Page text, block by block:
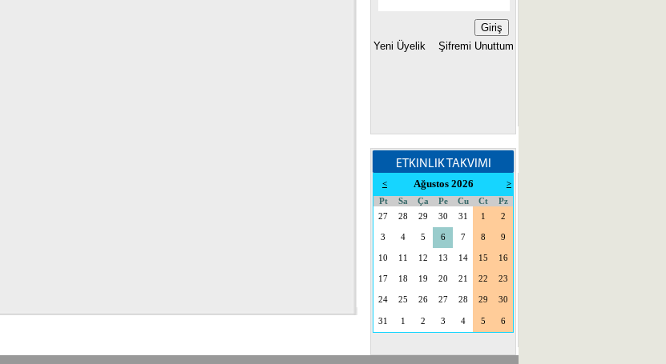
Yeni Üyelik Şifremi Unuttum
ETKINLIK TAKVIMI
< Ağustos 2026
>
Pt
Sa Ça Pe Cu Ct
Pz
27
28 29 30 31 1 2
3 4 5 6 7 8 9
10 11 12 13 14 15 16
17 18 19 20 21 22 23
24 25 26 27 28 29 30
31 1 2 3 4 5 6